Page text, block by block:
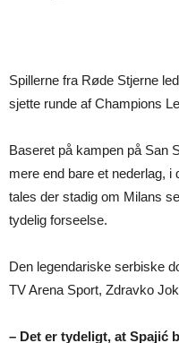
Spillerne fra Røde Stjerne
sjette runde af Champions
Baseret på kampen på San
mere end bare et nederlag,
tales der stadig om Milans
tydelig forseelse.
Den legendariske serbiske
TV Arena Sport, Zdravko
– Det er tydeligt, at Spajić